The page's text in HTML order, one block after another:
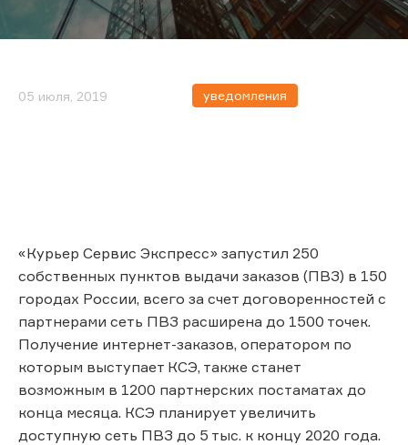
05 июля, 2019 уведомления
«Курьер Сервис Экспресс» запустил 250
собственных пунктов выдачи заказов (ПВЗ) в 150
городах России, всего за счет договоренностей с
партнерами сеть ПВЗ расширена до 1500 точек.
Получение интернет-заказов, оператором по
которым выступает КСЭ, также станет
возможным в 1200 партнерских постаматах до
конца месяца. КСЭ планирует увеличить
доступную сеть ПВЗ до 5 тыс. к концу 2020 года.